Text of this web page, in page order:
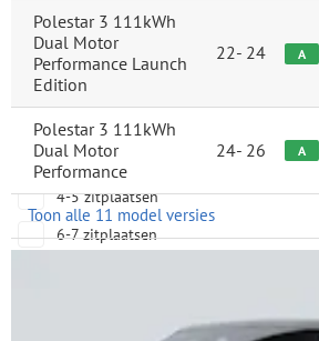
2-3 deuren
4-5 deuren
Aantal zitplaatsen
2-3 zitplaatsen
4-5 zitplaatsen
6-7 zitplaatsen
Polestar 3 111kWh
Dual Motor
Performance Launch
Edition
22- 24 A
Polestar 3 111kWh
Dual Motor
Performance
24- 26 A
Toon alle 11 model versies